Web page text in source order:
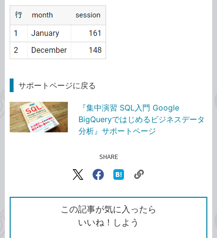
サポートページに戻る
『集中演習 SQL入門 Google
BigQueryではじめるビジネスデータ
分析』サポートページ
SHARE
X（旧
で
シ
ェ
ア
Facebook
シ
ェ
ア
な
ブ
ッ
ク
ク
を
コ
この記事が気に入ったら
いいね！しよう